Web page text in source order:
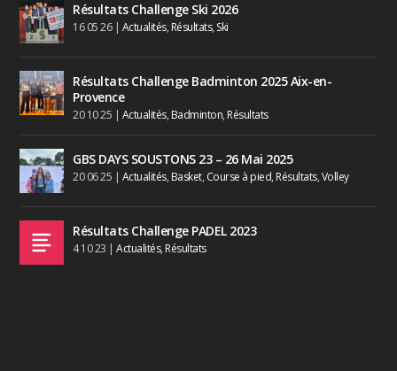
Résultats Challenge Ski 2026
16 05 26| Actualités, Résultats, Ski
Résultats Challenge Badminton 2025 Aix-en-
Provence
20 10 25 | Actualités, Badminton, Résultats
GBS DAYS SOUSTONS 23 – 26 Mai 2025
20 06 25 | Actualités, Basket, Course à pied, Résultats,Volley
Résultats Challenge PADEL 2023
4 10 23 |Actualités, Résultats